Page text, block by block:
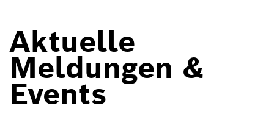
Aktuelle
Meldungen &
Events